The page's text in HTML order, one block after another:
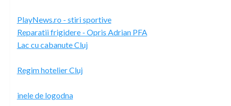
PlayNews.ro - stiri sportive
Reparatii frigidere - Opris Adrian PFA
Lac cu cabanute Cluj
Regim hotelier Cluj
inele de logodna